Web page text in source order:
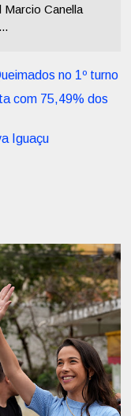
Marcio Canella
no 1º turno
com 75,49% dos
Iguaçu